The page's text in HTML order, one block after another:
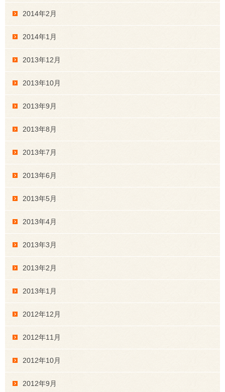
2014年2月
2014年1月
2013年12月
2013年10月
2013年9月
2013年8月
2013年7月
2013年6月
2013年5月
2013年4月
2013年3月
2013年2月
2013年1月
2012年12月
2012年11月
2012年10月
2012年9月